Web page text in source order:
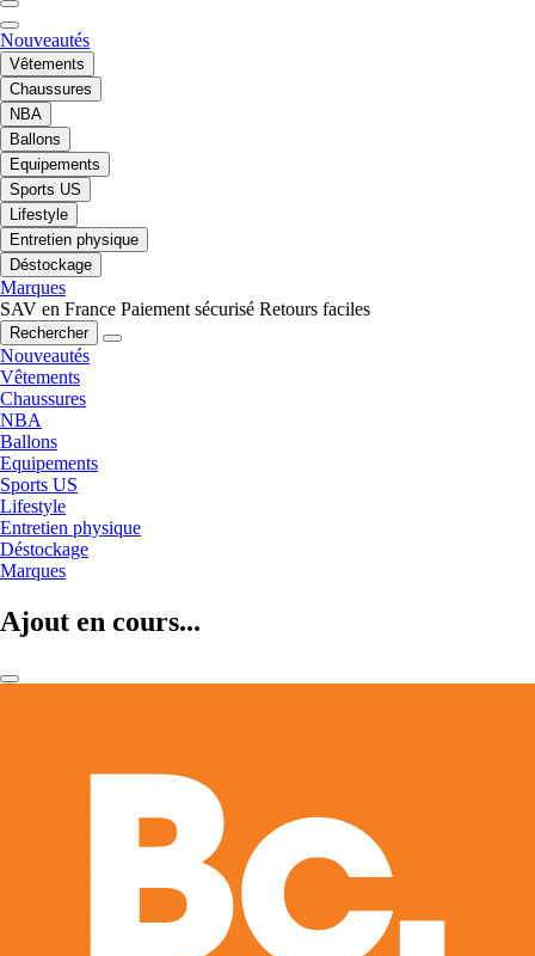
Nouveautés
Vêtements
Chaussures
NBA
Ballons
Equipements
Sports US
Lifestyle
Entretien physique
Déstockage
Marques
SAV en France Paiement sécurisé Retours faciles
Rechercher
Nouveautés
Vêtements
Chaussures
NBA
Ballons
Equipements
Sports US
Lifestyle
Entretien physique
Déstockage
Marques
Ajout en cours...